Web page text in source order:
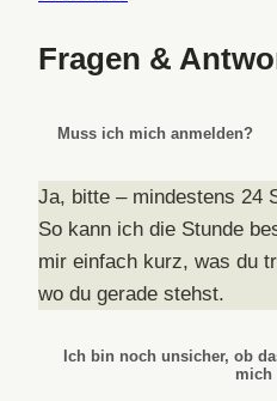
Fragen &
Muss ich mich anmelden?
Ja, bitte – mindestens 24
So kann ich die Stunde
mir einfach kurz, was du
wo du gerade stehst.
Ich bin noch unsicher, ob
mich